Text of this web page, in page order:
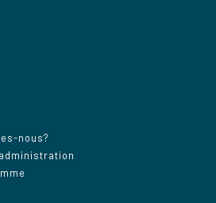
nous?